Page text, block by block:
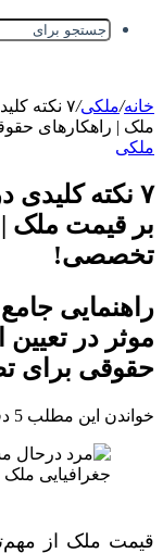
خانه/ملکی/
۷ نکته
ملک | راهکارهای
ملکی
۷ نکته کلیدی
بر قیمت ملک
تخصصی!
راهنمایی
موثر در
حقوقی برای
خواندن این مطلب 5 دقیقه زمان میبرد
قیمت ملک از